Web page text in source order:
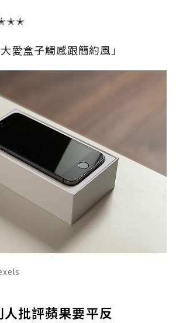
愛盒子觸感跟簡約風」
批評蘋果要平反